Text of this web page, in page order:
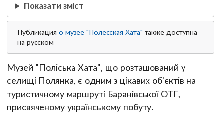
Показати зміст
Публикацияо музее "Полесская Хата" также доступна
на русском
Музей "Поліська Хата", що розташований у
селищі Полянка, є одним з цікавих об'єктів на
туристичному маршруті Баранівської ОТГ,
присвяченому українському побуту.